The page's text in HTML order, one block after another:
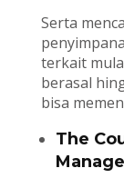
Serta
terkait
berasal
bisa
The